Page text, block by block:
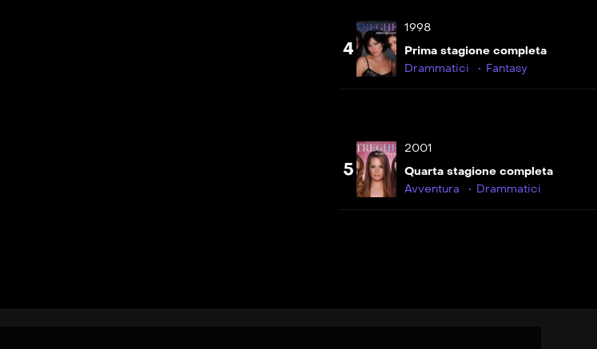
4
1998
Prima stagione completa
Drammatici
Fantasy
5
2001
Quarta stagione completa
Avventura
Drammatici